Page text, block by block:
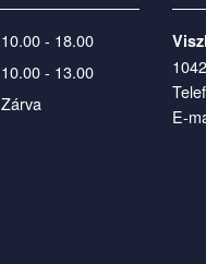
10.00 - 18.00
10.00 - 13.00
Zárva
E-